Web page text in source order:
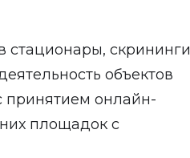
стационары, скрининги
объектов
принятием онлайн-
площадок с